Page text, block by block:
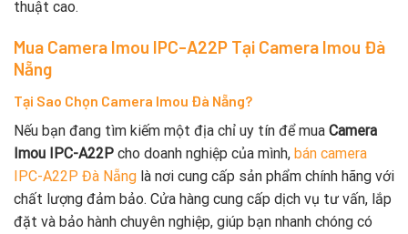
thuật cao.
Mua Camera Imou IPC-A22P Tại Camera Imou Đà
Nẵng
Tại Sao Chọn Camera Imou Đà Nẵng?
Nếu bạn đang tìm kiếm một địa chỉ uy tín để mua Camera
Imou IPC-A22P cho doanh nghiệp của mình, bán camera
IPC-A22P Đà Nẵng là nơi cung cấp sản phẩm chính hãng với
chất lượng đảm bảo. Cửa hàng cung cấp dịch vụ tư vấn, lắp
đặt và bảo hành chuyên nghiệp, giúp bạn nhanh chóng có